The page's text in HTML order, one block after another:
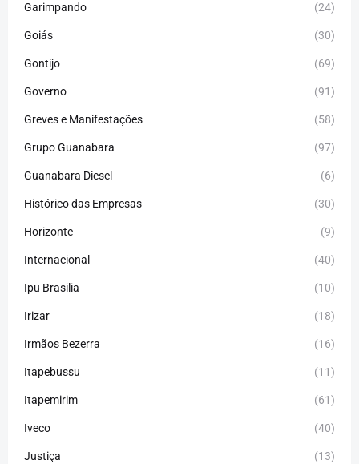
Garimpando (24)
Goiás (30)
Gontijo (69)
Governo (91)
Greves e Manifestações (58)
Grupo Guanabara (97)
Guanabara Diesel (6)
Histórico das Empresas (30)
Horizonte (9)
Internacional (40)
Ipu Brasilia (10)
Irizar (18)
Irmãos Bezerra (16)
Itapebussu (11)
Itapemirim (61)
Iveco (40)
Justiça (13)